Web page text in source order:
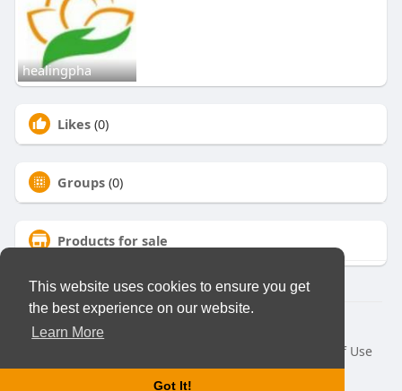
This website uses cookies to ensure you get
the best experience on our website.
Learn More
Got It!
healingpha
Likes (0)
Groups (0)
Products for sale
Terms of Use
Request a Refund
Blog
Developers